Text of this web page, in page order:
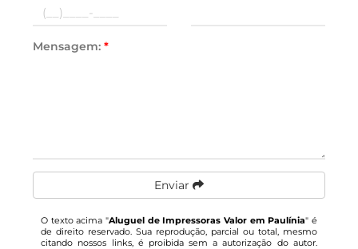
Mensagem:*
Enviar
O texto acima "Aluguel de Impressoras Valor em Paulínia" é
de direito reservado. Sua reprodução, parcial ou total, mesmo
citando nossos links, é proibida sem a autorização do autor.